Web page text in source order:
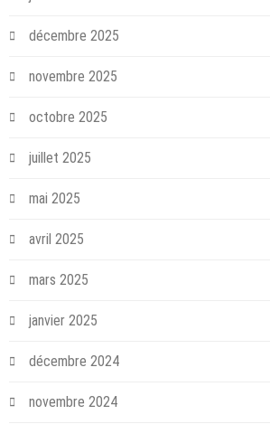
décembre 2025
novembre 2025
octobre 2025
juillet 2025
mai 2025
avril 2025
mars 2025
janvier 2025
décembre 2024
novembre 2024